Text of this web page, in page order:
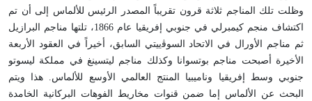
وظلت تلك المناجم ثلاثة قرون تقريباً المصدر الرئيس للألماس إلى أن تم
اكتشاف منجم كيمبرلي في جنوبي إفريقيا عام 1866، تلتها مناجم البرازيل
ثم مناجم الأورال في الاتحاد السوﭬييتي السابق، أخيراً في العقود الأربعة
الأخيرة أصبحت مناجم بوتسوانا وكذلك مناجم ليتسينغ في مملكة ليسوتو
جنوبي وسط إفريقيا وناميبيا المنتج العالمي الأوسع للألماس. هذا ويتم
البحث عن الألماس إما ضمن قنوات مخاريط الفوهات البركانية الخامدة